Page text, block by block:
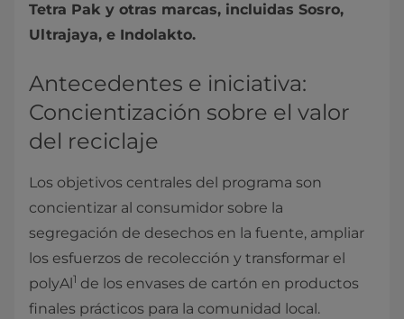
Tetra Pak y otras marcas, incluidas Sosro,
Ultrajaya, e Indolakto.
Antecedentes e iniciativa:
Concientización sobre el valor
del reciclaje
Los objetivos centrales del programa son
concientizar al consumidor sobre la
segregación de desechos en la fuente, ampliar
los esfuerzos de recolección y transformar el
polyAl1 de los envases de cartón en productos
finales prácticos para la comunidad local.